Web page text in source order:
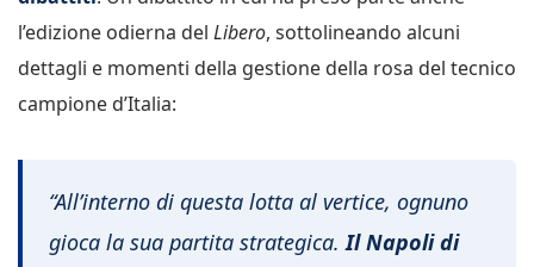
l’edizione odierna del Libero, sottolineando alcuni
dettagli e momenti della gestione della rosa del tecnico
campione d’Italia:
“All’interno di questa lotta al vertice, ognuno
gioca la sua partita strategica.Il Napoli di